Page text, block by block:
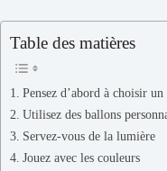
Table des matières
Pensez d’abord à choisir un
Utilisez des ballons
Servez-vous de la lumière
Jouez avec les couleurs